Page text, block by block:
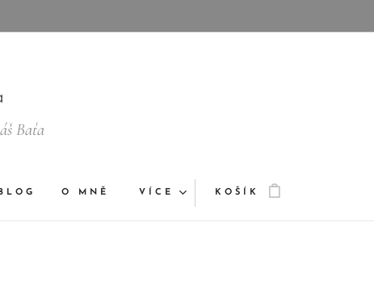
Baťa
BLOG O MNĚ VÍCE KOŠÍK